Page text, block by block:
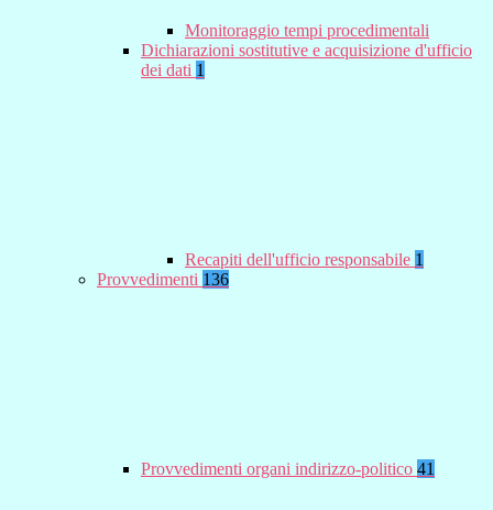
Monitoraggio tempi procedimentali
Dichiarazioni sostitutive e acquisizione d'ufficio
dei dati 1
Recapiti dell'ufficio responsabile 1
Provvedimenti 136
Provvedimenti organi indirizzo-politico 41